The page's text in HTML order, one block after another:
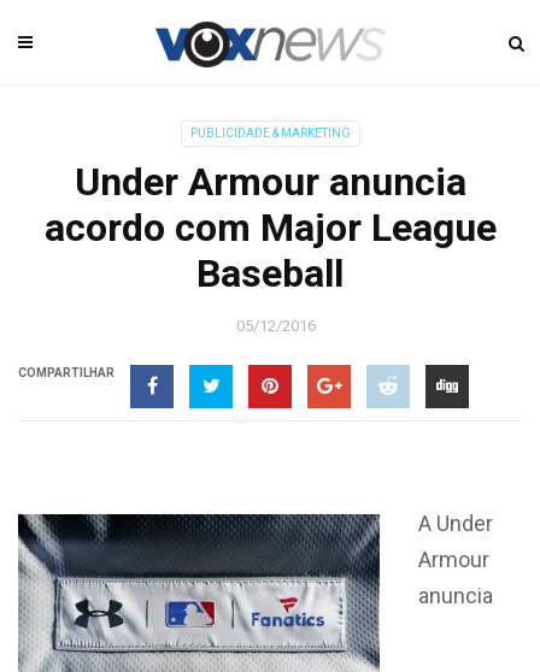
PUBLICIDADE & MARKETING
Under Armour anuncia
acordo com Major League
Baseball
05/12/2016
COMPARTILHAR
A Under
Armour
anuncia